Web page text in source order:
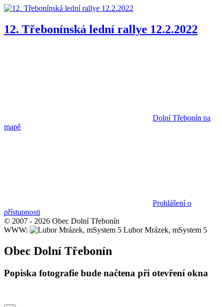
12. Třebonínská lední rallye 12.2.2022
Dolní Třebonín na
mapě
Prohlášení o
přístupnosti
© 2007 - 2026 Obec Dolní Třebonín
WWW:
Lubor Mrázek, mSystem 5
Obec Dolní Třebonín
Popiska fotografie bude načtena při otevření okna